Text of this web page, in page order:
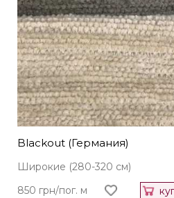
Blackout (Германия)
Широкие (280-320 см)
850 грн/пог. м